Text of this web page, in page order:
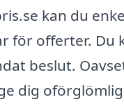
kan du
för offerter. Du
beslut.
dig